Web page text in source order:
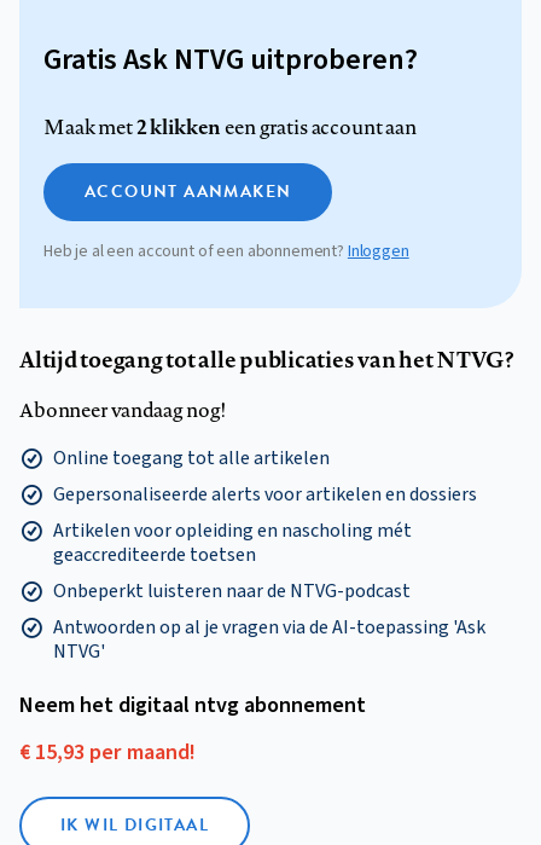
Gratis Ask NTVG uitproberen?
Maak met2 klikkeneen gratis account aan
ACCOUNT AANMAKEN
Heb je al een account of een abonnement?Inloggen
Altijd toegang tot alle publicaties van het NTVG?
Abonneer vandaag nog!
Online toegang tot alle artikelen
Gepersonaliseerde alerts voor artikelen en dossiers
Artikelen voor opleiding en nascholing mét
geaccrediteerde toetsen
Onbeperkt luisteren naar de NTVG-podcast
Antwoorden op al je vragen via de AI-toepassing 'Ask
NTVG'
Neem het digitaal ntvg abonnement
€ 15,93 per maand!
IK WIL DIGITAAL